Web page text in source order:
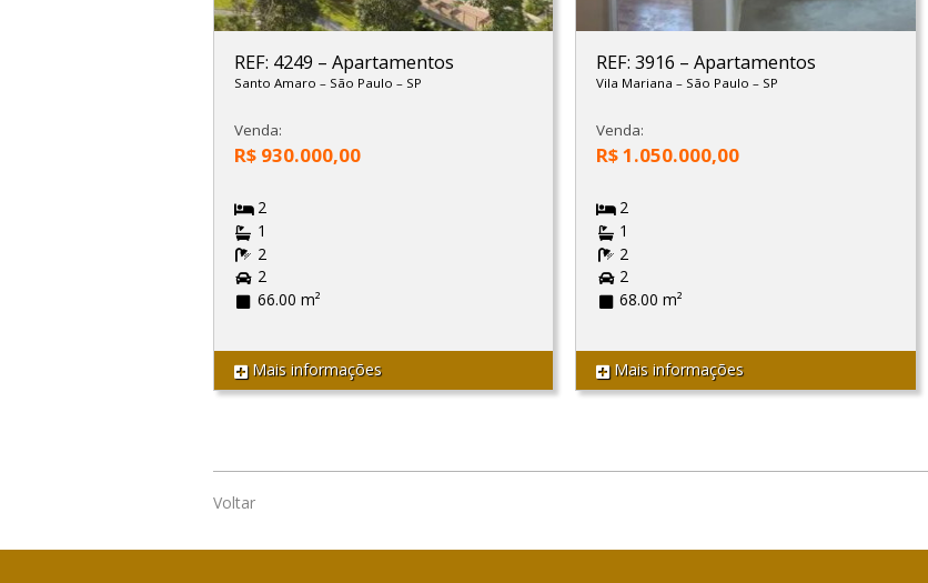
REF: 4249 – Apartamentos
Santo Amaro – São Paulo – SP
Venda:
R$ 930.000,00
2
1
2
2
66.00 m²
Mais informações
REF: 3916 – Apartamentos
Vila Mariana – São Paulo – SP
Venda:
R$ 1.050.000,00
2
1
2
2
68.00 m²
Mais informações
Voltar